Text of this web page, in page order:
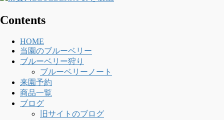
Contents
HOME
当園のブルーベリー
ブルーベリー狩り
ブルーベリーノート
来園予約
商品一覧
ブログ
旧サイトのブログ